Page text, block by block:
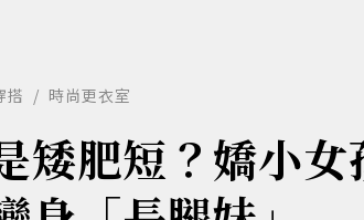
搭 時尚更衣室
矮肥短？嬌小